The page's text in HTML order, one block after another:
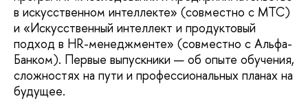
в искусственном интеллекте» (совместно с МТС)
и «Искусственный интеллект и продуктовый
подход в HR-менеджменте» (совместно с Альфа-
Банком). Первые выпускники — об опыте обучения,
сложностях на пути и профессиональных планах на
будущее.